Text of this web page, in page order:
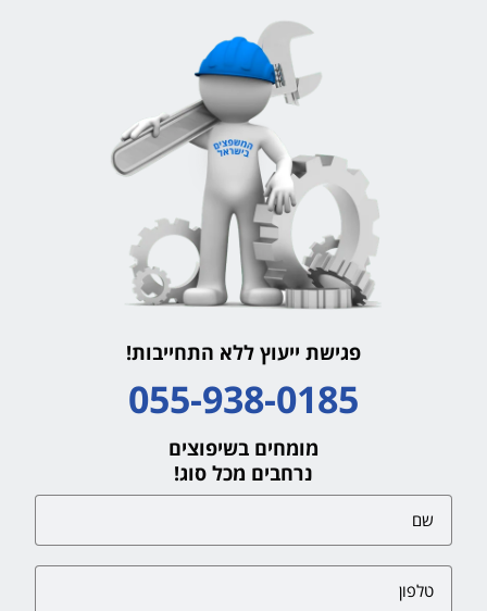
פגישת ייעוץ ללא התחייבות!
055-938-0185
מומחים בשיפוצים
נרחבים מכל סוג!